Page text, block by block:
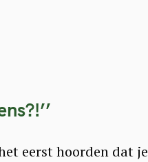
eerst hoorden dat je